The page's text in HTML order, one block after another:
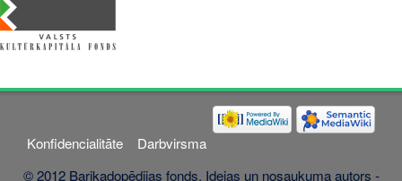
Konfidencialitāte
Darbvirsma
© 2012 Barikadopēdijas fonds. Idejas un nosaukuma autors -